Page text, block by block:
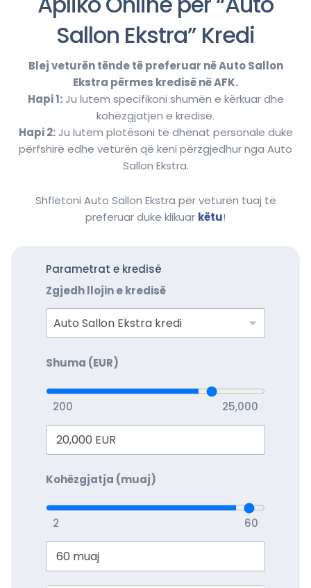
Sallon Ekstra” Kredi
Blej veturën tënde të preferuar në Auto Sallon
Ekstra përmes kredisë në AFK.
Hapi 1:Ju lutem specifikoni shumën e kërkuar dhe
kohëzgjatjen e kredisë.
Hapi 2:Ju lutem plotësoni të dhënat personale duke
përfshirë edhe veturën që keni përzgjedhur nga Auto
Sallon Ekstra.
Shfletoni Auto Sallon Ekstra për veturën tuaj të
preferuar duke klikuar këtu!
Parametrat e kredisë
Zgjedh llojin e kredisë
Shuma (EUR)
200 25,000
Kohëzgjatja (muaj)
2 60